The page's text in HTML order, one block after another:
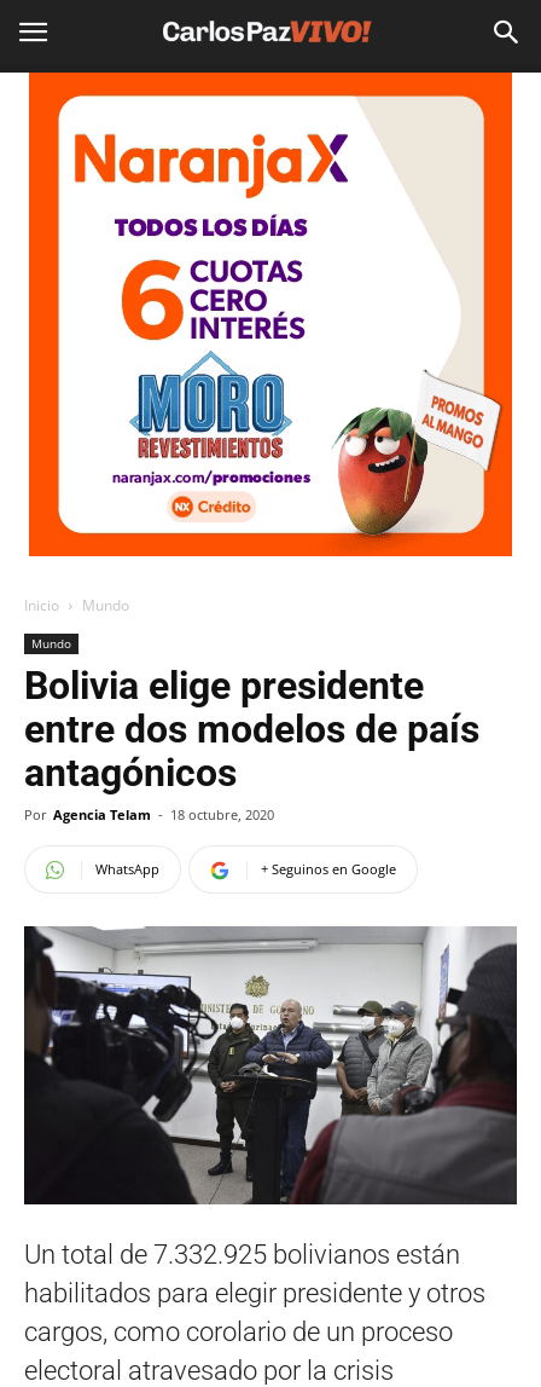
Inicio Mundo
Mundo
Bolivia elige presidente
entre dos modelos de país
antagónicos
Por Agencia Telam - 18 octubre, 2020
WhatsApp + Seguinos en Google
Un total de 7.332.925 bolivianos están
habilitados para elegir presidente y otros
cargos, como corolario de un proceso
electoral atravesado por la crisis